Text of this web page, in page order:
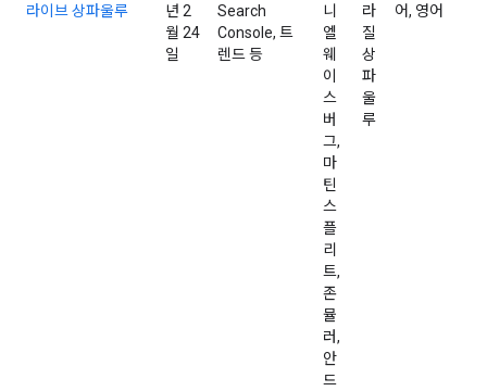
라이브 상파울루
년 2
월 24
일
Search
Console, 트
렌드 등
니
엘
웨
이
스
버
그,
마
틴
스
플
리
트,
존
뮬
러,
안
드
라
질
상
파
울
루
어, 영어